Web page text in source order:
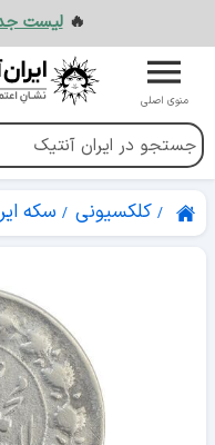
🔥لیست جدید
منوی اصلی
کلکسیونی سکه